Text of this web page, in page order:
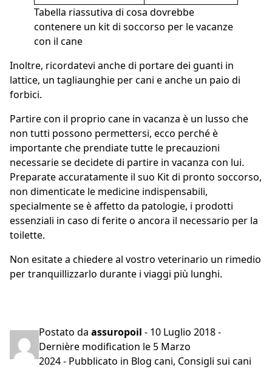
Tabella riassutiva di cosa dovrebbe
contenere un kit di soccorso per le vacanze
con il cane
Inoltre, ricordatevi anche di portare dei guanti in
lattice, un tagliaunghie per cani e anche un paio di
forbici.
Partire con il proprio cane in vacanza è un lusso che
non tutti possono permettersi, ecco perché è
importante che prendiate tutte le precauzioni
necessarie se decidete di partire in vacanza con lui.
Preparate accuratamente il suo Kit di pronto soccorso,
non dimenticate le medicine indispensabili,
specialmente se è affetto da patologie, i prodotti
essenziali in caso di ferite o ancora il necessario per la
toilette.
Non esitate a chiedere al vostro veterinario un rimedio
per tranquillizzarlo durante i viaggi più lunghi.
Postato da assuropoil - 10 Luglio 2018-
Dernière modification le 5 Marzo
2024- Pubblicato in Blog cani, Consigli sui cani